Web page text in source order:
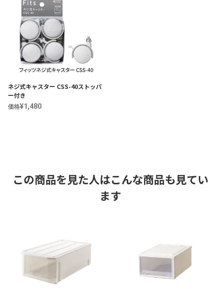
ネジ式キャスター CSS-40ストッパ
ー付き
価格¥1,480
この商品を見た人はこんな商品も見てい
ます